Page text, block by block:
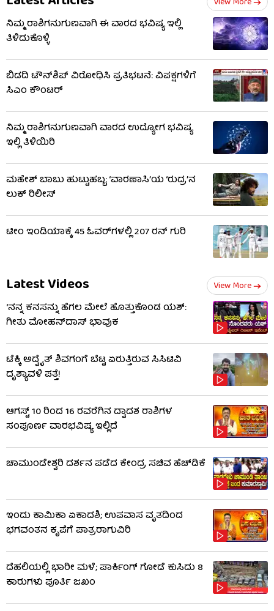
ನಿಮ್ಮ ರಾಶಿಗನುಗುಣವಾಗಿ ಈ ವಾರದ ಭವಿಷ್ಯ ಇಲ್ಲಿ
ತಿಳಿದುಕೊಳ್ಳಿ
ಬಿಡದಿ ಟೌನ್‌ಶಿಪ್‌ ವಿರೋಧಿಸಿ ಪ್ರತಿಭಟನೆ: ವಿಪಕ್ಷಗಳಿಗೆ
ಸಿಎಂ ಕೌಂಟರ್
ನಿಮ್ಮ ರಾಶಿಗನುಗುಣವಾಗಿ ವಾರದ ಉದ್ಯೋಗ ಭವಿಷ್ಯ
ಇಲ್ಲಿ ತಿಳಿಯಿರಿ
ಮಹೇಶ್ ಬಾಬು ಹುಟ್ಟುಹಬ್ಬ: ‘ವಾರಣಾಸಿ’ಯ ‘ರುದ್ರ’ನ
ಲುಕ್ ರಿಲೀಸ್
ಟೀಂ ಇಂಡಿಯಾಕ್ಕೆ 45 ಓವರ್‌ಗಳಲ್ಲಿ 207 ರನ್ ಗುರಿ
Latest Videos View More
‘ನನ್ನ ಕನಸನ್ನು ಹೆಗಲ ಮೇಲೆ ಹೊತ್ತುಕೊಂಡ ಯಶ್:
ಗೀತು ಮೋಹನ್​​ದಾಸ್ ಭಾವುಕ
ಟೆಕ್ಕಿ ಅದ್ವೈತ್ ಶಿವಗಂಗೆ ಬೆಟ್ಟ ಏರುತ್ತಿರುವ ಸಿಸಿಟಿವಿ
ದೃಶ್ಯಾವಳಿ ಪತ್ತೆ!
ಆಗಸ್ಟ್ 10 ರಿಂದ 16 ರವರೆಗಿನ ದ್ವಾದಶ ರಾಶಿಗಳ
ಸಂಪೂರ್ಣ ವಾರಭವಿಷ್ಯ ಇಲ್ಲಿದೆ
ಚಾಮುಂಡೇಶ್ವರಿ ದರ್ಶನ ಪಡೆದ ಕೇಂದ್ರ ಸಚಿವ ಹೆಚ್​​ಡಿಕೆ
ಇಂದು ಕಾಮಿಕಾ ಏಕಾದಶಿ; ಉಪವಾಸ ವೃತದಿಂದ
ಭಗವಂತನ ಕೃಪೆಗೆ ಪಾತ್ರರಾಗುವಿರಿ
ದೆಹಲಿಯಲ್ಲಿ ಭಾರೀ ಮಳೆ; ಪಾರ್ಕಿಂಗ್ ಗೋಡೆ ಕುಸಿದು 8
ಕಾರುಗಳು ಪೂರ್ತಿ ಜಖಂ